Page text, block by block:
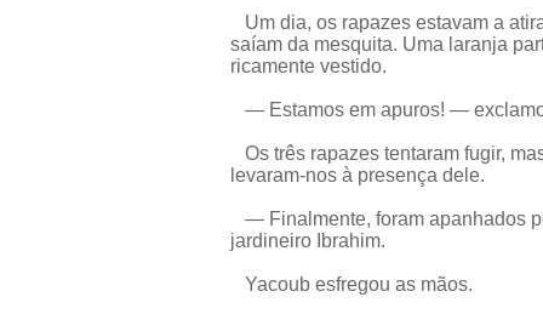
Um dia, os rapazes estavam a
saíam da mesquita. Uma laranja
ricamente vestido.
— Estamos em apuros! —
Os três rapazes tentaram fugir,
levaram-nos à presença dele.
— Finalmente, foram apanhados
jardineiro Ibrahim.
Yacoub esfregou as mãos.